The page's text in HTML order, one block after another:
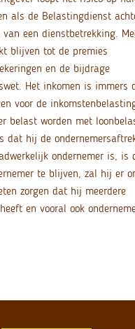
als de Belastingdienst
een dienstbetrekking.
blijven tot de premies
en de bijdrage
Het inkomen is immers
voor de
belast worden met
dat hij de
ondernemer is, is
te blijven, zal hij er
zorgen dat hij meerdere
en vooral ook